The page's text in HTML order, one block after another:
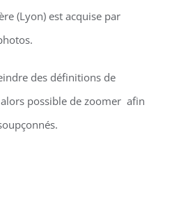
(Lyon) est acquise par
des définitions de
possible de zoomer afin